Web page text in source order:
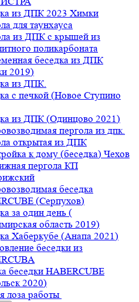
из ДПК 2023 Химки
для таунхауса
из ДПК с крышей из
поликарбоната
беседка из ДПК
2019)
из ДПК.
с печкой (Новое Ступино
из ДПК (Одинцово 2021)
пергола из дпк.
открытая из ДПК
к дому (беседка) Чехов
пергола КП
беседка
(Серпухов)
за один день (
область 2019)
Хаберкубе (Анапа 2021)
беседки из
беседки HABERCUBE
2020)
лоза работы